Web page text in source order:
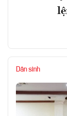
Dân sinh